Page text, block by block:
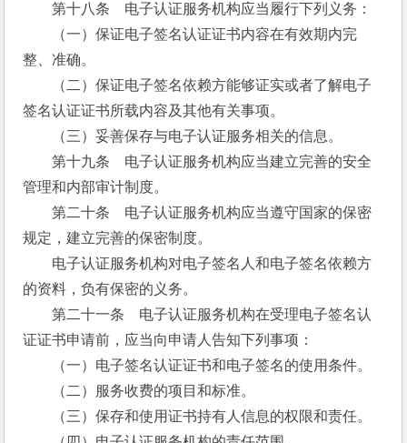
第十八条　电子认证服务机构应当履行下列义务：
（一）保证电子签名认证证书内容在有效期内完
整、准确。
（二）保证电子签名依赖方能够证实或者了解电子
签名认证证书所载内容及其他有关事项。
（三）妥善保存与电子认证服务相关的信息。
第十九条　电子认证服务机构应当建立完善的安全
管理和内部审计制度。
第二十条　电子认证服务机构应当遵守国家的保密
规定，建立完善的保密制度。
电子认证服务机构对电子签名人和电子签名依赖方
的资料，负有保密的义务。
第二十一条　电子认证服务机构在受理电子签名认
证证书申请前，应当向申请人告知下列事项：
（一）电子签名认证证书和电子签名的使用条件。
（二）服务收费的项目和标准。
（三）保存和使用证书持有人信息的权限和责任。